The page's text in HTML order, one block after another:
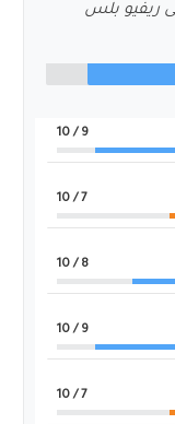
ريفيو بلس
9
/ 10
7
/ 10
8
/ 10
9
/ 10
7
/ 10